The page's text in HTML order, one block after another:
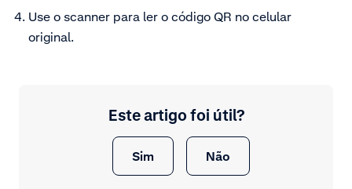
Use o scanner para ler o código QR no celular
original.
Este artigo foi útil?
Sim Não